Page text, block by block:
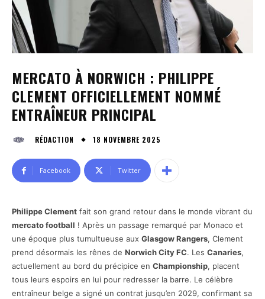
MERCATO À NORWICH : PHILIPPE
CLEMENT OFFICIELLEMENT NOMMÉ
ENTRAÎNEUR PRINCIPAL
RÉDACTION 18 NOVEMBRE 2025
Facebook Twitter
Philippe Clement fait son grand retour dans le monde vibrant du
mercato football ! Après un passage remarqué par Monaco et
une époque plus tumultueuse aux Glasgow Rangers, Clement
prend désormais les rênes de Norwich City FC. Les Canaries,
actuellement au bord du précipice en Championship, placent
tous leurs espoirs en lui pour redresser la barre. Le célèbre
entraîneur belge a signé un contrat jusqu’en 2029, confirmant sa